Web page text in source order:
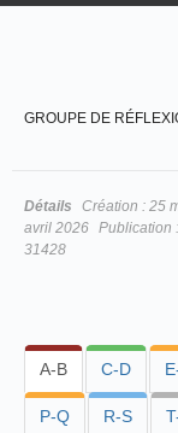
GROUPE DE
Détails Création : 25
avril 2026 Publication :
31428
A-B C-D
P-Q R-S